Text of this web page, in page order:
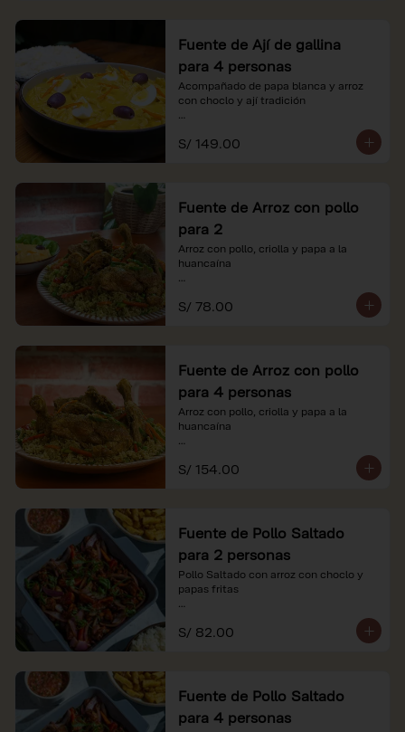
Fuente de Ají de gallina
para 4 personas
Acompañado de papa blanca y arroz
con choclo y ají tradición
*Nuestros precios están expresados en
soles e incluyen impuestos de ley y
S/ 149.00
Fuente de Arroz con pollo
para 2
Arroz con pollo, criolla y papa a la
huancaína
*Nuestros precios están expresados en
soles e incluyen impuestos de ley y
S/ 78.00
Fuente de Arroz con pollo
para 4 personas
Arroz con pollo, criolla y papa a la
huancaína
*Nuestros precios están expresados en
soles e incluyen impuestos de ley y
S/ 154.00
Fuente de Pollo Saltado
para 2 personas
Pollo Saltado con arroz con choclo y
papas fritas
*Nuestros precios están expresados en
soles e incluyen impuestos de ley y
S/ 82.00
Fuente de Pollo Saltado
para 4 personas